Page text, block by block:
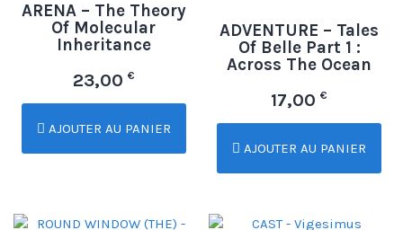
ARENA – The Theory
Of Molecular
Inheritance
23,00 €
AJOUTER AU PANIER
ADVENTURE – Tales
Of Belle Part 1 :
Across The Ocean
17,00€
AJOUTER AU PANIER